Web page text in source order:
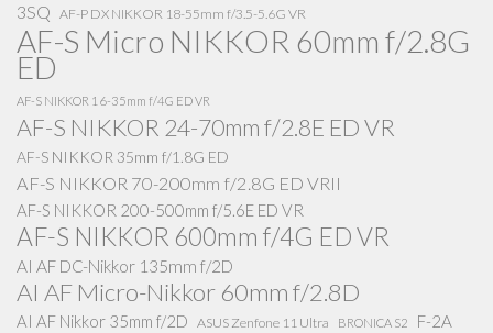
3SQ AF-P DX NIKKOR 18-55mm f/3.5-5.6G VR
AF-S Micro NIKKOR 60mm f/2.8G
ED
AF-S NIKKOR 16-35mm f/4G ED VR
AF-S NIKKOR 24-70mm f/2.8E ED VR
AF-S NIKKOR 35mm f/1.8G ED
AF-S NIKKOR 70-200mm f/2.8G ED VRII
AF-S NIKKOR 200-500mm f/5.6E ED VR
AF-S NIKKOR 600mm f/4G ED VR
AI AF DC-Nikkor 135mm f/2D
AI AF Micro-Nikkor 60mm f/2.8D
AI AF Nikkor 35mm f/2D ASUS Zenfone 11 Ultra BRONICA S2 F-2A